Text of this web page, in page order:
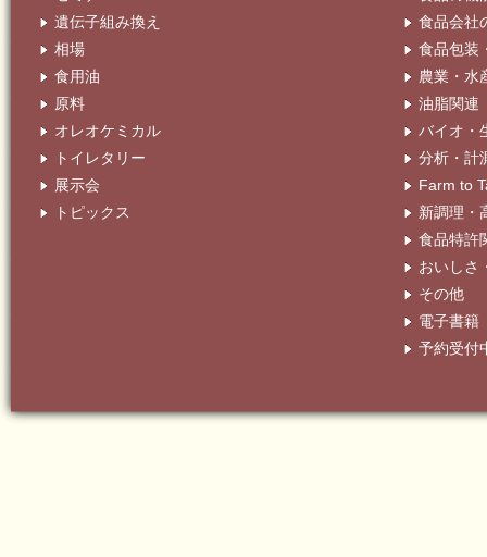
遺伝子組み換え
相場
食用油
原料
オレオケミカル
トイレタリー
展示会
トピックス
食品会社
食品包装
農業・水
油脂関連
バイオ・
分析・計
Farm to
新調理・
食品特許
おいしさ
その他
電子書籍
予約受付